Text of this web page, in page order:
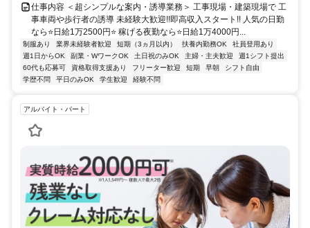
仕事内容 ＜超シンプルな案内・誘導業務＞ 工事現場・建築現場で 工
事車両や歩行者の誘導 未経験大歓迎!!即高収入スタート!! 人気の日勤
なら⭐日給1万2500円⭐ 稼げる夜勤なら⭐日給1万4000円...
制服あり 業界未経験者歓迎 短期（3ヵ月以内） 扶養内勤務OK
社員登用あり
週1日からOK
副業・WワークOK 土日祝のみOK 主婦・主夫歓迎
週1シフト提出
60代も応募可
資格取得支援あり フリーター歓迎 短期 早朝
シフト自由
学歴不問
平日のみOK 学生歓迎 経験不問
アルバイト・パート